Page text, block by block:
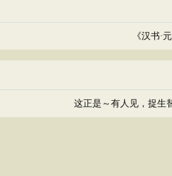
《汉书·
这正是～有人见，捉生